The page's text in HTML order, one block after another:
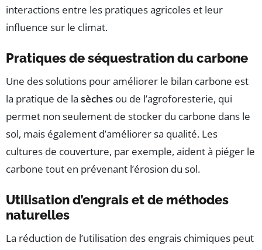
interactions entre les pratiques agricoles et leur
influence sur le climat.
Pratiques de séquestration du carbone
Une des solutions pour améliorer le bilan carbone est
la pratique de la sèches ou de l’agroforesterie, qui
permet non seulement de stocker du carbone dans le
sol, mais également d’améliorer sa qualité. Les
cultures de couverture, par exemple, aident à piéger le
carbone tout en prévenant l’érosion du sol.
Utilisation d’engrais et de méthodes
naturelles
La réduction de l’utilisation des engrais chimiques peut